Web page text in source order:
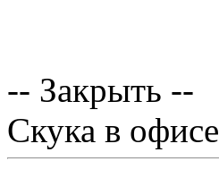
-- Закрыть --
Скука в офисе